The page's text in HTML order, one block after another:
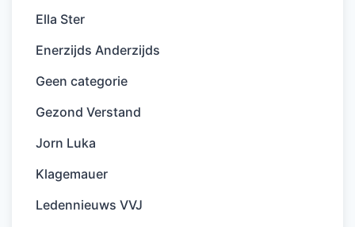
Ella Ster
Enerzijds Anderzijds
Geen categorie
Gezond Verstand
Jorn Luka
Klagemauer
Ledennieuws VVJ